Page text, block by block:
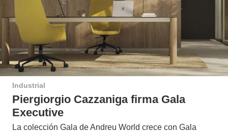
Industrial
Piergiorgio Cazzaniga firma Gala
Executive
La colección Gala de Andreu World crece con Gala